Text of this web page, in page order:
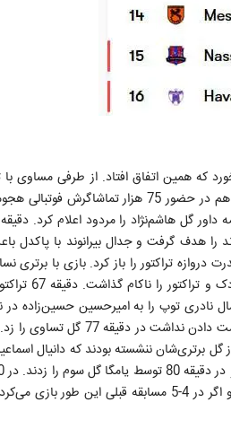
همین اتفاق افتاد. از طرفی مساوی با
سقوط قائمشهری‌ها به لیگ ازادگان بود. پس آنها بدون ترس از نام و بازیکنان مطرح حریف، آن
را هدف گرفت و جدال بیرانوند با پاکدل
تراکتور را باز کرد. بازی با برتری
پایان رسید. تراکتور نیمه
راست را دروژدک با یک ضربه سر به گل تبدیل کرد. 4 دقیقه بعد ارسال نادری توپ را به
شش قدم نساجی رساند و او توپ را به گوشه دروازه نساجی فرستاد.
برتری‌شان ننشسته بودند که دانیال
هر چقدر تلاش کردند موفق به باز کردن دروازه تراکتور نشدند. آنها خیلی دیر به خودشان آمدند و